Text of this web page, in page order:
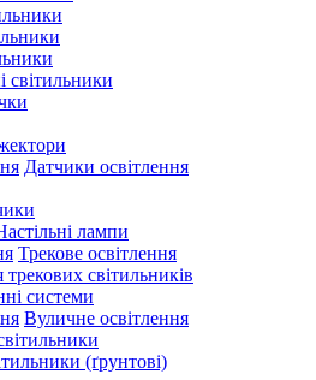
світильники
Датчики освітлення
лампи
Трекове освітлення
світильників
системи
Вуличне освітлення
(ґрунтові)